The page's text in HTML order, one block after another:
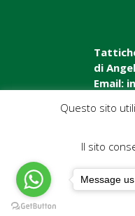
di
Email:
eBook
Questo sito
Il sito
Message us